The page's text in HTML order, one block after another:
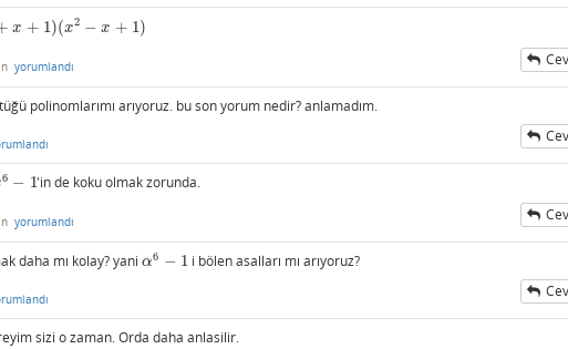
x + 1)(x2 − x + 1)
)
yorumlandı
polinomlarımı arıyoruz. bu son yorum nedir? anlamadım.
6 − 1
6−1 'in de koku olmak zorunda.
yorumlandı
daha mı kolay? yaniα6 − 1
α6−1 i bölen asalları mı arıyoruz?
sizi o zaman. Orda daha anlasilir.